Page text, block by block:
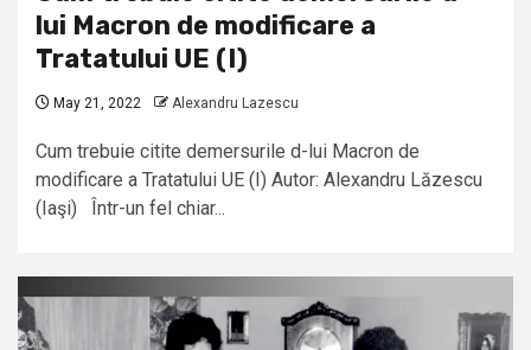
lui Macron de modificare a
Tratatului UE (I)
May 21, 2022 Alexandru Lazescu
Cum trebuie citite demersurile d-lui Macron de
modificare a Tratatului UE (I) Autor: Alexandru Lăzescu
(Iaşi) Într-un fel chiar...